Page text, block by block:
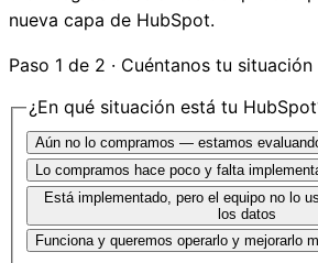
nueva capa de HubSpot.
Paso 1 de 2 · Cuéntanos tu situación
¿En qué situación está tu
Aún no lo compramos — estamos
Lo compramos hace poco y falta
Está implementado, pero el equipo no lo
los datos
Funciona y queremos operarlo y mejorarlo